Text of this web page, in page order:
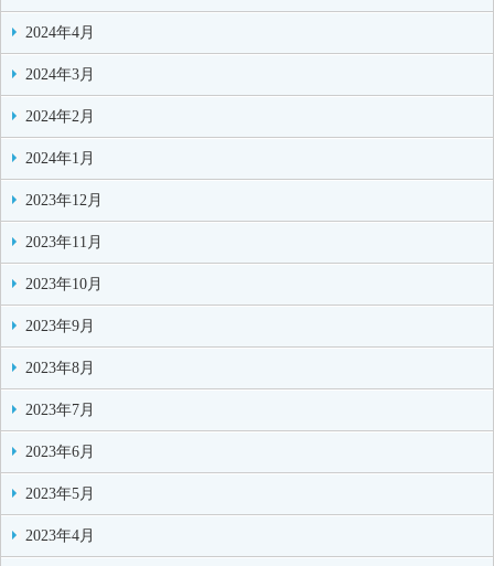
2024年4月
2024年3月
2024年2月
2024年1月
2023年12月
2023年11月
2023年10月
2023年9月
2023年8月
2023年7月
2023年6月
2023年5月
2023年4月